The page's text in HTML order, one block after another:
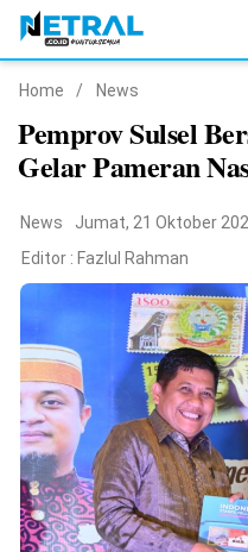
Nasional
Pemerintahan
Politik
Pendidikan
Peristiwa
Olahraga
Ekonomi
Home / News
Pemprov Sulsel
Gelar Pameran
News
Jumat, 21 Oktober
Editor : Fazlul Rahman